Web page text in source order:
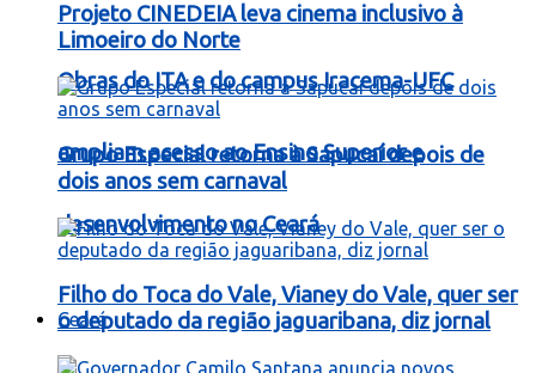
Obras do ITA e do campus Iracema-UFC
ampliam acesso ao Ensino Superior e
desenvolvimento no Ceará
Ceará
Projeto CINEDEIA leva cinema inclusivo à
Limoeiro do Norte
Grupo Especial retorna à Sapucaí depois de
dois anos sem carnaval
Filho do Toca do Vale, Vianey do Vale, quer ser
o deputado da região jaguaribana, diz jornal